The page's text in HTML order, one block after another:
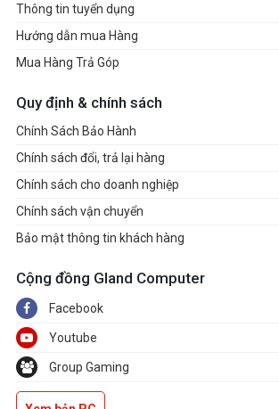
Thông tin tuyển dụng
Hướng dẫn mua Hàng
Mua Hàng Trả Góp
Quy định & chính sách
Chính Sách Bảo Hành
Chính sách đổi, trả lại hàng
Chính sách cho doanh nghiệp
Chính sách vận chuyển
Bảo mật thông tin khách hàng
Cộng đồng Gland Computer
Facebook
Youtube
Group Gaming